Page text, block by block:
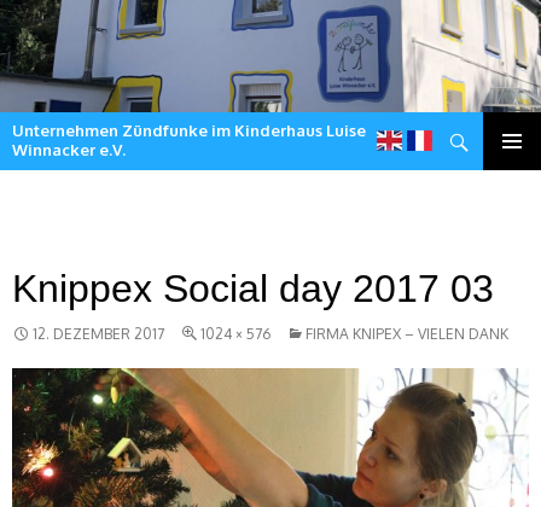
Unternehmen Zündfunke im Kinderhaus Luise
Winnacker e.V.
Suchen
Knippex Social day 2017 03
12. DEZEMBER 2017 1024 × 576 FIRMA KNIPEX – VIELEN DANK